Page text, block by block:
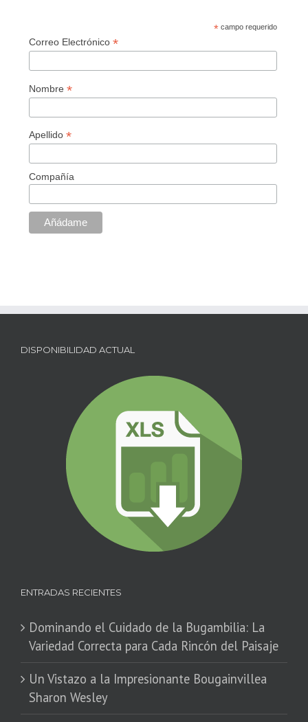
*campo requerido
Correo Electrónico *
Nombre *
Apellido *
Compañía
DISPONIBILIDAD ACTUAL
ENTRADAS RECIENTES
Dominando el Cuidado de la Bugambilia: La
Variedad Correcta para Cada Rincón del Paisaje
​Un Vistazo a la Impresionante Bougainvillea
Sharon Wesley